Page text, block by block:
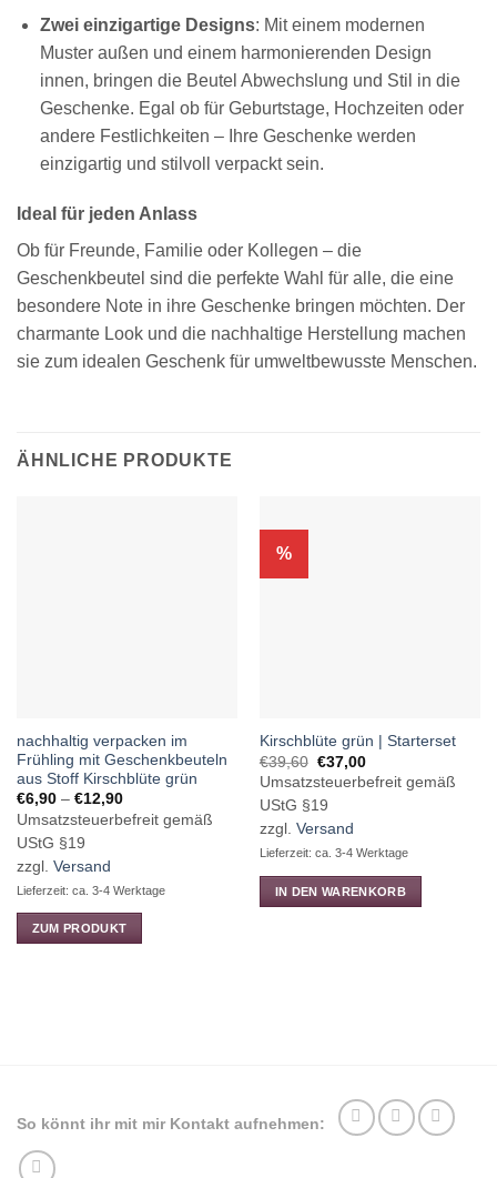
Zwei einzigartige Designs: Mit einem modernen
Muster außen und einem harmonierenden Design
innen, bringen die Beutel Abwechslung und Stil in die
Geschenke. Egal ob für Geburtstage, Hochzeiten oder
andere Festlichkeiten – Ihre Geschenke werden
einzigartig und stilvoll verpackt sein.
Ideal für jeden Anlass
Ob für Freunde, Familie oder Kollegen – die
Geschenkbeutel sind die perfekte Wahl für alle, die eine
besondere Note in ihre Geschenke bringen möchten. Der
charmante Look und die nachhaltige Herstellung machen
sie zum idealen Geschenk für umweltbewusste Menschen.
ÄHNLICHE PRODUKTE
nachhaltig verpacken im
Frühling mit Geschenkbeuteln
aus Stoff Kirschblüte grün
€6,90 – €12,90Preisspanne:
€6,90
bis
Umsatzsteuerbefreit gemäß
UStG §19
zzgl. Versand
Lieferzeit: ca. 3-4 Werktage
ZUM PRODUKT
Optionen
auf
%
Kirschblüte grün | Starterset
€39,60 Ursprünglicher
Preis
war:
€39,60
€37,00Aktueller
Preis
ist:
Umsatzsteuerbefreit gemäß
UStG §19
zzgl. Versand
Lieferzeit: ca. 3-4 Werktage
IN DEN WARENKORB
So könnt ihr mit mir Kontakt aufnehmen: